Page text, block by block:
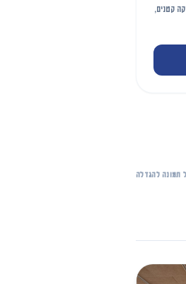
קטנים,
תמונה להגדלה